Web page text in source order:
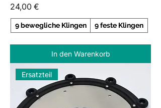
Preis
24,00 €
9 bewegliche Klingen 9 feste Klingen
In den Warenkorb
Ersatzteil